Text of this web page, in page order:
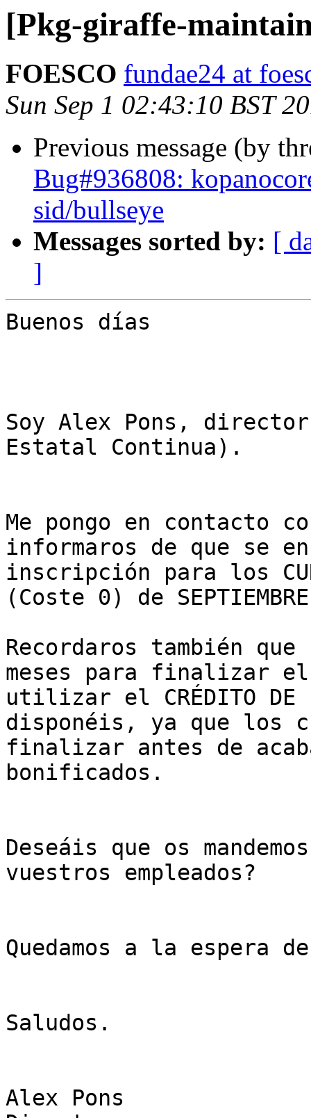
[Pkg-giraffe-
FOESCO fundae24 at
Sun Sep 1 02:43:10 BST
Previous message (by
Bug#936808:
sid/bullseye
Messages sorted by: [
]
Buenos días
Soy Alex Pons, director
Estatal Continua).
Me pongo en contacto
informaros de que se
inscripción para los
(Coste 0) de
Recordaros también que
meses para finalizar
utilizar el CRÉDITO DE
disponéis, ya que los
finalizar antes de
bonificados.
Deseáis que os
vuestros empleados?
Quedamos a la espera
Saludos.
Alex Pons